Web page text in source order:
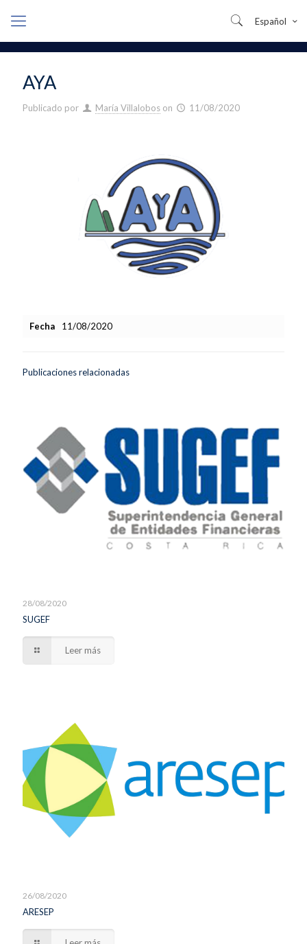
Español
AYA
Publicado por María Villalobos on 11/08/2020
Fecha 11/08/2020
Publicaciones relacionadas
28/08/2020
SUGEF
Leer más
26/08/2020
ARESEP